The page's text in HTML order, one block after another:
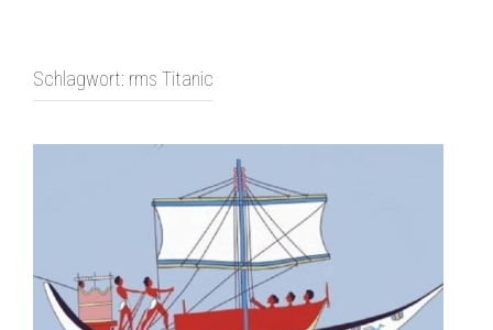
Schlagwort: rms Titanic